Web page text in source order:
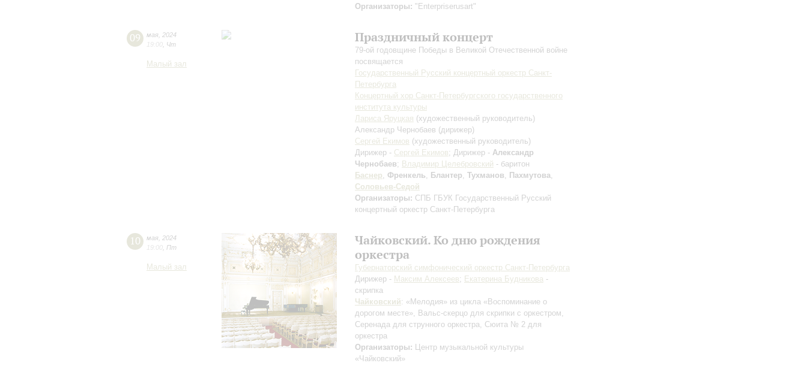
Организаторы: "Enterpriserusart"
09 мая 2024
19:00 Чт
Малый зал
Праздничный концерт
79-ой годовщине Победы в Великой Отечественной войне
посвящается
Государственный Русский концертный оркестр Санкт-
Петербурга
Концертный хор Санкт-Петербургского государственного
института культуры
Лариса Яруцкая (художественный руководитель)
Александр Чернобаев (дирижер)
Сергей Екимов (художественный руководитель)
Дирижер - Сергей Екимов; Дирижер - Александр
Чернобаев; Владимир Целебровский - баритон
Баснер, Френкель, Блантер, Тухманов, Пахмутова,
Соловьев-Седой
Организаторы: СПБ ГБУК Государственный Русский
концертный оркестр Санкт-Петербурга
10 мая 2024
19:00 Пт
Малый зал
Чайковский. Ко дню рождения
оркестра
Губернаторский симфонический оркестр Санкт-Петербурга
Дирижер - Максим Алексеев; Екатерина Будникова -
скрипка
Чайковский: «Мелодия» из цикла «Воспоминание о
дорогом месте», Вальс-скерцо для скрипки с оркестром,
Серенада для струнного оркестра, Сюита № 2 для
оркестра
Организаторы: Центр музыкальной культуры
«Чайковский»